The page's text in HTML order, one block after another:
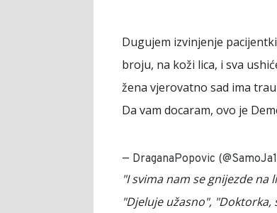
Dugujem izvinjenje
broju, na koži lica, i sva
žena vjerovatno sad ima
Da vam docaram, ovo je
— DraganaPopovic
"I svima nam se gnijezde na
"Djeluje užasno",